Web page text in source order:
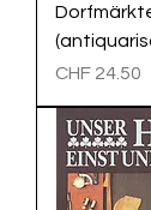
Preis
CHF 24.50